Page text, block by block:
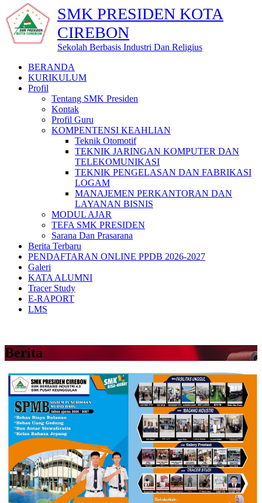
SMK PRESIDEN KOTA
CIREBON
Sekolah Berbasis Industri Dan Religius
BERANDA
KURIKULUM
Profil
Tentang SMK Presiden
Kontak
Profil Guru
KOMPENTENSI KEAHLIAN
Teknik Otomotif
TEKNIK JARINGAN KOMPUTER DAN
TELEKOMUNIKASI
TEKNIK PENGELASAN DAN FABRIKASI
LOGAM
MANAJEMEN PERKANTORAN DAN
LAYANAN BISNIS
MODUL AJAR
TEFA SMK PRESIDEN
Sarana Dan Prasarana
Berita Terbaru
PENDAFTARAN ONLINE PPDB 2026-2027
Galeri
KATA ALUMNI
Tracer Study
E-RAPORT
LMS
Berita